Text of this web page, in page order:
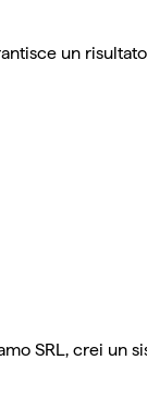
un
SRL, crei un